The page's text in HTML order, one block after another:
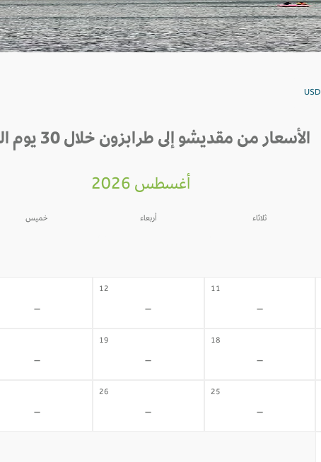
الأسعار من مقديشو إلى طرابزون خلال 30 يوم القادمة
أغسطس 2026
ثلاثاء أربعاء خميس
11
-
12
-
-
18
-
19
-
-
25
-
26
-
-